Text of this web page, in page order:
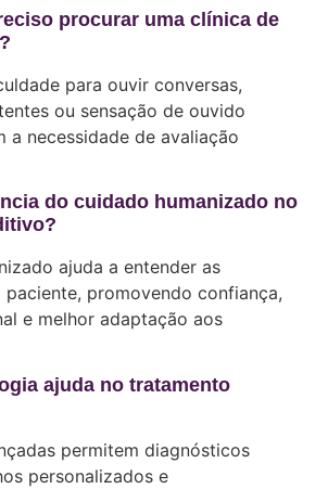
procurar uma clínica de
para ouvir conversas,
ou sensação de ouvido
a necessidade de avaliação
do cuidado humanizado no
ajuda a entender as
paciente, promovendo confiança,
e melhor adaptação aos
ajuda no tratamento
permitem diagnósticos
personalizados e